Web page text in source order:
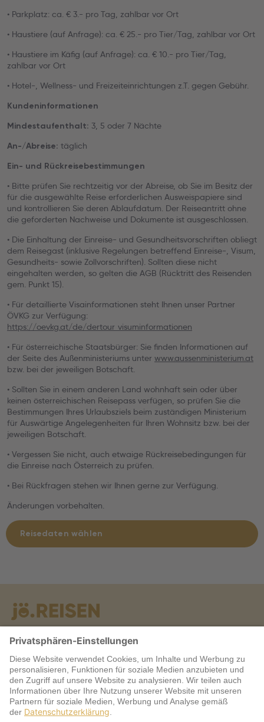
• Parkplatz: ca. € 3.- pro Tag, zahlbar vor Ort
• Haustiere (auf Anfrage): ca. € 25.- pro Tier/Tag, zahlbar vor Ort
• Haustiere im Käfig (auf Anfrage): ca. € 10.- pro Tier/Tag,
zahlbar vor Ort
• Hotel-, Wellness- und Freizeiteinrichtungen z.T. gegen Gebühr.
Kundeninformationen
Mindestaufenthalt: 3, 5 oder 7 Nächte
An-/Abreise: täglich
Ein- und Rückreisebestimmungen
• Bitte prüfen Sie rechtzeitig vor der Abreise, ob Sie im Besitz der
für die ausgewählte Reise erforderlichen Ausweispapiere sind
und kontrollieren Sie deren Ablaufdatum. Der Reiseantritt ohne
die geforderten Nachweise und Dokumente ist ausgeschlossen.
• Die Einhaltung der Einreise- und Gesundheitsvorschriften obliegt
dem Reisegast (inklusive Regelungen betreffend Einreise-, Visum,
Gesundheits- sowie Zollvorschriften). Sollten diese nicht
eingehalten werden, so gelten die AGB (Rücktritt des Reisenden
gem. Punkt 15).
• Für detaillierte Visainformationen steht Ihnen unser Partner
ÖVKG zur Verfügung:
https://oevkg.at/de/dertour_visuminformationen
• Für österreichische Staatsbürger: Sie finden Informationen auf
der Seite des Außenministeriums unter www.aussenministerium.at
bzw. bei der jeweiligen Botschaft.
• Sollten Sie in einem anderen Land wohnhaft sein oder über
keinen österreichischen Reisepass verfügen, so prüfen Sie die
Bestimmungen Ihres Urlaubsziels beim zuständigen Ministerium
für Auswärtige Angelegenheiten für Ihren Wohnsitz bzw. bei der
jeweiligen Botschaft.
• Vergessen Sie nicht, auch etwaige Rückreisebedingungen für
die Einreise nach Österreich zu prüfen.
• Bei Rückfragen stehen wir Ihnen gerne zur Verfügung.
Änderungen vorbehalten.
Reisedaten wählen
Warum jö?
Service